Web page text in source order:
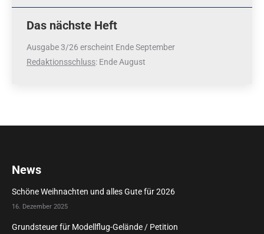
Das nächste Heft
Ausgabe 3/26 erscheint Ende September
Redaktionsschluss: Ende August
News
Schöne Weihnachten und alles Gute für 2026
16. Dezember 2025
Grundsteuer für Modellflug-Gelände / Petition